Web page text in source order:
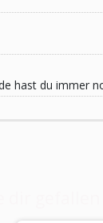
hast du immer